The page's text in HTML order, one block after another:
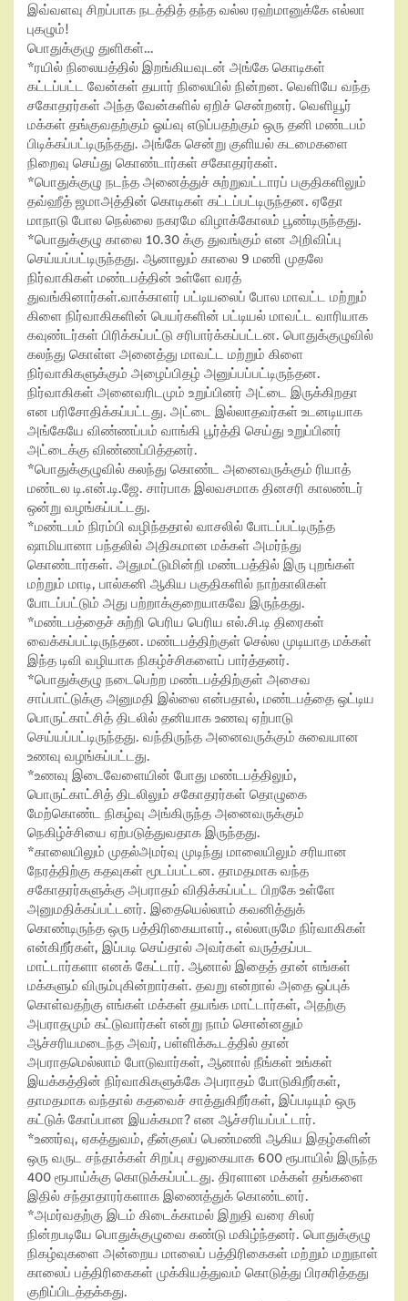
இவ்வளவு சிறப்பாக நடத்தித் தந்த வல்ல ரஹ்மானுக்கே எல்லா
புகழும்!
பொதுக்குழு துளிகள்…
*ரயில் நிலையத்தில் இறங்கியவுடன் அங்கே கொடிகள்
கட்டப்பட்ட வேன்கள் தயார் நிலையில் நின்றன. வெளியே வந்த
சகோதரர்கள் அந்த வேன்களில் ஏறிச் சென்றனர். வெளியூர்
மக்கள் தங்குவதற்கும் ஓய்வு எடுப்பதற்கும் ஒரு தனி மண்டபம்
பிடிக்கப்பட்டிருந்தது. அங்கே சென்று குளியல் கடமைகளை
நிறைவு செய்து கொண்டார்கள் சகோதரர்கள்.
*பொதுக்குழு நடந்த அனைத்துச் சுற்றுவட்டாரப் பகுதிகளிலும்
தவ்ஹீத் ஜமாஅத்தின் கொடிகள் கட்டப்பட்டிருந்தன. ஏதோ
மாநாடு போல நெல்லை நகரமே விழாக்கோலம் பூண்டிருந்தது.
*பொதுக்குழு காலை 10.30 க்கு துவங்கும் என அறிவிப்பு
செய்யப்பட்டிருந்தது. ஆனாலும் காலை 9 மணி முதலே
நிர்வாகிகள் மண்டபத்தின் உள்ளே வரத்
துவங்கினார்கள்.வாக்காளர் பட்டியலைப் போல மாவட்ட மற்றும்
கிளை நிர்வாகிகளின் பெயர்களின் பட்டியல் மாவட்ட வாரியாக
கவுண்டர்கள் பிரிக்கப்பட்டு சரிபார்க்கப்பட்டன. பொதுக்குழுவில்
கலந்து கொள்ள அனைத்து மாவட்ட மற்றும் கிளை
நிர்வாகிகளுக்கும் அழைப்பிதழ் அனுப்பப்பட்டிருந்தன.
நிர்வாகிகள் அனைவரிடமும் உறுப்பினர் அட்டை இருக்கிறதா
என பரிசோதிக்கப்பட்டது. அட்டை இல்லாதவர்கள் உடனடியாக
அங்கேயே விண்ணப்பம் வாங்கி பூர்த்தி செய்து உறுப்பினர்
அட்டைக்கு விண்ணப்பித்தனர்.
*பொதுக்குழுவில் கலந்து கொண்ட அனைவருக்கும் ரியாத்
மண்டல டி.என்.டி.ஜே. சார்பாக இலவசமாக தினசரி காலண்டர்
ஒன்று வழங்கப்பட்டது.
*மண்டபம் நிரம்பி வழிந்ததால் வாசலில் போடப்பட்டிருந்த
ஷாமியானா பந்தலில் அதிகமான மக்கள் அமர்ந்து
கொண்டார்கள். அதுமட்டுமின்றி மண்டபத்தில் இரு புறங்கள்
மற்றும் மாடி, பால்கனி ஆகிய பகுதிகளில் நாற்காலிகள்
போடப்பட்டும் அது பற்றாக்குறையாகவே இருந்தது.
*மண்டபத்தைச் சுற்றி பெரிய பெரிய எல்.சி.டி திரைகள்
வைக்கப்பட்டிருந்தன. மண்டபத்திற்குள் செல்ல முடியாத மக்கள்
இந்த டிவி வழியாக நிகழ்ச்சிகளைப் பார்த்தனர்.
*பொதுக்குழு நடைபெற்ற மண்டபத்திற்குள் அசைவ
சாப்பாட்டுக்கு அனுமதி இல்லை என்பதால், மண்டபத்தை ஒட்டிய
பொருட்காட்சித் திடலில் தனியாக உணவு ஏற்பாடு
செய்யப்பட்டிருந்தது. வந்திருந்த அனைவருக்கும் சுவையான
உணவு வழங்கப்பட்டது.
*உணவு இடைவேளையின் போது மண்டபத்திலும்,
பொருட்காட்சித் திடலிலும் சகோதரர்கள் தொழுகை
மேற்கொண்ட நிகழ்வு அங்கிருந்த அனைவருக்கும்
நெகிழ்ச்சியை ஏற்படுத்துவதாக இருந்தது.
*காலையிலும் முதல்அமர்வு முடிந்து மாலையிலும் சரியான
நேரத்திற்கு கதவுகள் மூடப்பட்டன. தாமதமாக வந்த
சகோதரர்களுக்கு அபராதம் விதிக்கப்பட்ட பிறகே உள்ளே
அனுமதிக்கப்பட்டனர். இதையெல்லாம் கவனித்துக்
கொண்டிருந்த ஒரு பத்திரிகையாளர்., எல்லாருமே நிர்வாகிகள்
என்கிறீர்கள், இப்படி செய்தால் அவர்கள் வருத்தப்பட
மாட்டார்களா எனக் கேட்டார். ஆனால் இதைத் தான் எங்கள்
மக்களும் விரும்புகின்றார்கள். தவறு என்றால் அதை ஒப்புக்
கொள்வதற்கு எங்கள் மக்கள் தயங்க மாட்டார்கள், அதற்கு
அபராதமும் கட்டுவார்கள் என்று நாம் சொன்னதும்
ஆச்சரியமடைந்த அவர், பள்ளிக்கூடத்தில் தான்
அபராதமெல்லாம் போடுவார்கள், ஆனால் நீங்கள் உங்கள்
இயக்கத்தின் நிர்வாகிகளுக்கே அபராதம் போடுகிறீர்கள்,
தாமதமாக வந்தால் கதவைச் சாத்துகிறீர்கள், இப்படியும் ஒரு
கட்டுக் கோப்பான இயக்கமா? என ஆச்சரியப்பட்டார்.
*உணர்வு, ஏகத்துவம், தீன்குலப் பெண்மணி ஆகிய இதழ்களின்
ஒரு வருட சந்தாக்கள் சிறப்பு சலுகையாக 600 ரூபாயில் இருந்த
400 ரூபாய்க்கு கொடுக்கப்பட்டது. திரளான மக்கள் தங்களை
இதில் சந்தாதாரர்களாக இணைத்துக் கொண்டனர்.
*அமர்வதற்கு இடம் கிடைக்காமல் இறுதி வரை சிலர்
நின்றபடியே பொதுக்குழுவை கண்டு மகிழ்ந்தனர். பொதுக்குழு
நிகழ்வுகளை அன்றைய மாலைப் பத்திரிகைகள் மற்றும் மறுநாள்
காலைப் பத்திரிகைகள் முக்கியத்துவம் கொடுத்து பிரசுரித்தது
குறிப்பிடத்தக்கது.